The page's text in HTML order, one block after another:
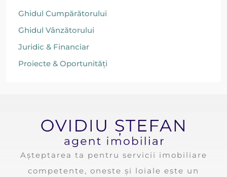
Ghidul Cumpărătorului
Ghidul Vânzătorului
Juridic & Financiar
Proiecte & Oportunități
Așteptarea ta pentru servicii imobiliare
competente, oneste și loiale este un